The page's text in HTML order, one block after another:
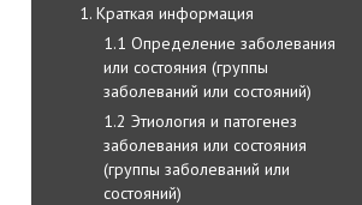
1. Краткая информация
1.1 Определение заболевания
или состояния (группы
заболеваний или состояний)
1.2 Этиология и патогенез
заболевания или состояния
(группы заболеваний или
состояний)